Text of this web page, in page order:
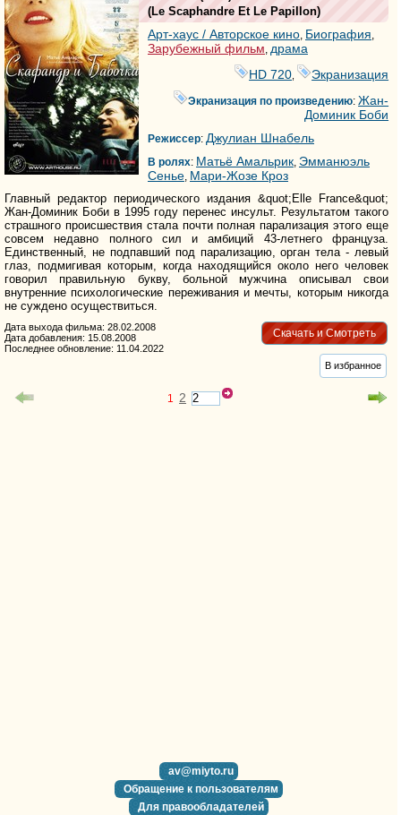
(Le Scaphandre Et Le Papillon)
Арт-хаус / Авторское кино Биография
Зарубежный фильм драма
HD 720
Экранизация
Экранизация по произведению:Жан-
Доминик Боби
Режиссер: Джулиан Шнабель
В ролях: Матьё Амальрик Эмманюэль
Сенье Мари-Жозе Кроз
Главный редактор периодического издания &quot;Elle France&quot;
Жан-Доминик Боби в 1995 году перенес инсульт. Результатом такого
страшного происшествия стала почти полная парализация этого еще
совсем недавно полного сил и амбиций 43-летнего француза.
Единственный, не подпавший под парализацию, орган тела - левый
глаз, подмигивая которым, когда находящийся около него человек
говорил правильную букву, больной мужчина описывал свои
внутренние психологические переживания и мечты, которым никогда
не суждено осуществиться.
Скачать и Смотреть
Дата выхода фильма: 28.02.2008
Дата добавления: 15.08.2008
Последнее обновление: 11.04.2022
В избранное
1 2
av@miyto.ru
Обращение к пользователям
Для правообладателей